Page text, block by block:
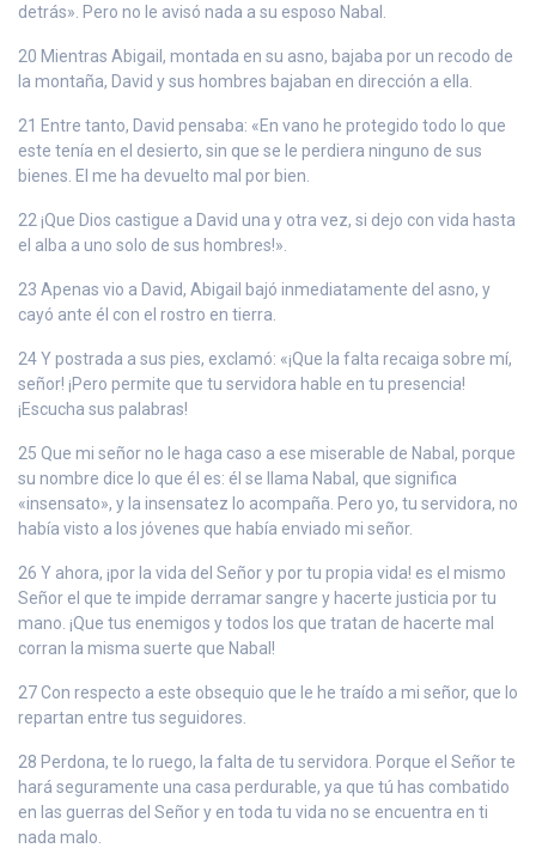
detrás». Pero no le avisó nada a su esposo Nabal.
20 Mientras Abigail, montada en su asno, bajaba por un recodo de
la montaña, David y sus hombres bajaban en dirección a ella.
21 Entre tanto, David pensaba: «En vano he protegido todo lo que
este tenía en el desierto, sin que se le perdiera ninguno de sus
bienes. El me ha devuelto mal por bien.
22 ¡Que Dios castigue a David una y otra vez, si dejo con vida hasta
el alba a uno solo de sus hombres!».
23 Apenas vio a David, Abigail bajó inmediatamente del asno, y
cayó ante él con el rostro en tierra.
24 Y postrada a sus pies, exclamó: «¡Que la falta recaiga sobre mí,
señor! ¡Pero permite que tu servidora hable en tu presencia!
¡Escucha sus palabras!
25 Que mi señor no le haga caso a ese miserable de Nabal, porque
su nombre dice lo que él es: él se llama Nabal, que significa
«insensato», y la insensatez lo acompaña. Pero yo, tu servidora, no
había visto a los jóvenes que había enviado mi señor.
26 Y ahora, ¡por la vida del Señor y por tu propia vida! es el mismo
Señor el que te impide derramar sangre y hacerte justicia por tu
mano. ¡Que tus enemigos y todos los que tratan de hacerte mal
corran la misma suerte que Nabal!
27 Con respecto a este obsequio que le he traído a mi señor, que lo
repartan entre tus seguidores.
28 Perdona, te lo ruego, la falta de tu servidora. Porque el Señor te
hará seguramente una casa perdurable, ya que tú has combatido
en las guerras del Señor y en toda tu vida no se encuentra en ti
nada malo.